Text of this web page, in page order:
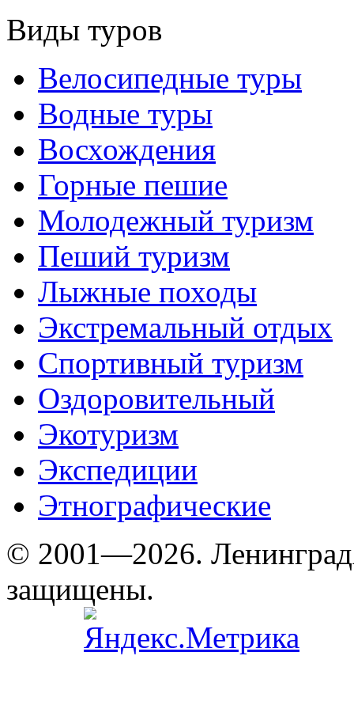
Виды туров
Велосипедные туры
Водные туры
Восхождения
Горные пешие
Молодежный туризм
Пеший туризм
Лыжные походы
Экстремальный отдых
Спортивный туризм
Оздоровительный
Экотуризм
Экспедиции
Этнографические
© 2001—2026.
защищены.